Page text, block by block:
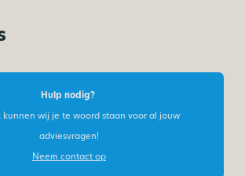
Hulp nodig?
kunnen wij je te woord staan voor al jouw
adviesvragen!
Neem contact op